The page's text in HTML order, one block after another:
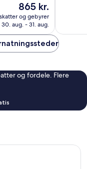
Prisen
865 kr.
865 kr.
og gebyrer
30. aug. - 31. aug.
og fordele. Flere